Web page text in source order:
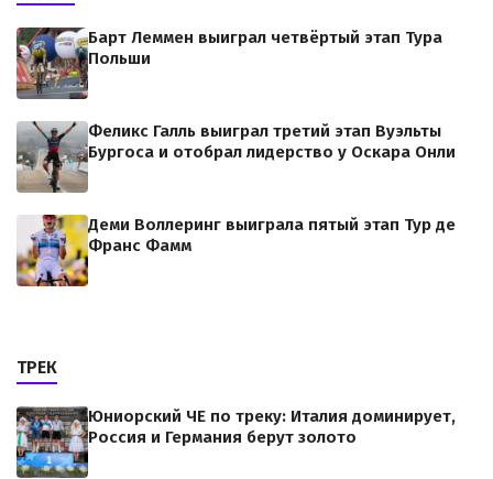
Барт Леммен выиграл четвёртый этап Тура
Польши
Феликс Галль выиграл третий этап Вуэльты
Бургоса и отобрал лидерство у Оскара Онли
Деми Воллеринг выиграла пятый этап Тур де
Франс Фамм
ТРЕК
Юниорский ЧЕ по треку: Италия доминирует,
Россия и Германия берут золото